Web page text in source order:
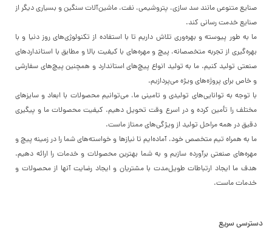
صنایع متنوعی مانند سد سازی، پتروشیمی، نفت، ماشین‌آلات سنگین و بسیاری دیگر از
صنایع خدمت رسانی کند.
ما به طور پیوسته و بهره‌وری تلاش داریم تا با استفاده از تکنولوژی‌های روز دنیا و با
بهره‌گیری از تجربه متخصصانه، پیچ و مهره‌های با کیفیت بالا و مطابق با استانداردهای
صنعتی تولید کنیم. ما به تولید انواع پیچ‌های استاندارد و همچنین پیچ‌های سفارشی
و خاص برای پروژه‌های ویژه می‌پردازیم.
با توجه به توانایی‌های تولیدی و تامینی ما، می‌توانیم محصولات با ابعاد و سایزهای
مختلف را تأمین کرده و در اسرع وقت تحویل دهیم. کیفیت محصولات ما و پیگیری
دقیق در همه مراحل تولید از ویژگی‌های ممتاز ماست.
ما به همراه تیم متخصص خود، آماده‌ایم تا نیازها و خواسته‌های شما را در زمینه پیچ و
مهره‌های صنعتی برآورده سازیم و به شما بهترین محصولات و خدمات را ارائه دهیم.
هدف ما ایجاد ارتباطات طویل‌مدت با مشتریان و ایجاد رضایت آنها از محصولات و
خدمات ماست.
دسترسی سریع